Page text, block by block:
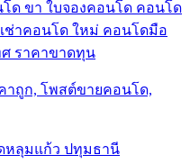
ด ขา ใบจองคอนโด คอนโด
ช่าคอนโด ใหม่ คอนโดมือ
ศ ราคาขาดทุน
าถูก, โพสต์ขายคอนโด,
หลุมแก้ว ปทุมธานี